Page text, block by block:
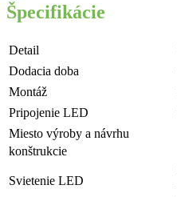
Špecifikácie
Detail
Dodacia doba
Montáž
Pripojenie LED
Miesto výroby a návrhu
konštrukcie
Svietenie LED